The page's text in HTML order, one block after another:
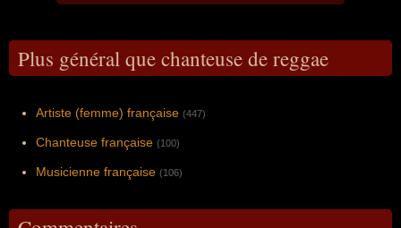
Plus général que chanteuse de reggae
Artiste (femme) française (447)
Chanteuse française (100)
Musicienne française (106)